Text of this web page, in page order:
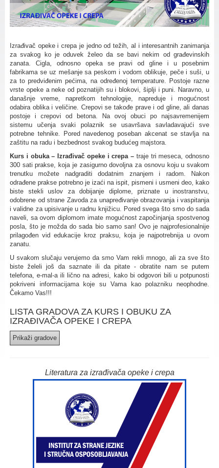
Izrađivač opeke i crepa je jedno od težih, al i interesantnih zanimanja
za svakog ko je oduvek želeo da se bavi nekim od građevinskih
zanata. Cigla, odnosno opeka se pravi od gline i u posebnim
fabrikama se uz mešanje sa peskom i vodom oblikuje, peče i suši, u
za to predviđenim pećima, na određenoj temperature. Postoje razne
vrste opeke a neke od poznatijih su i blokovi, šiplji i puni. Naravno, u
današnje vreme, napretkom tehnologije, napreduje i mogućnost
odabira oblika i veličine. Crepovi se takođe prave i od gline, ali danas
postoje i crepovi od betona. Na ovoj obuci po najsavremenijem
sistemu učenja svaki polaznik se usavršava savladavajući sve
potrebne tehnike. Pored navedenog poseban akcenat se stavlja na
zaštitu na radu i bezbednost svakog budućeg majstora.
Kurs i obuka – Izrađivač opeke i crepa – traje tri meseca, odnosno
300 sati prakse, koja je zasigurno dovoljna za osnovu koju u svakom
trenutku možete nadgraditi dodatnim znanjem i radom. Nakon
odrađene prakse potrebno je izaći na ispit, pismeni i usmeni deo, kako
biste stekli uslov za dobijanje diplome, priznate u inostranstvu,
odobrene od strane Zavoda za unapređivanje obrazovanja i vaspitanja
i validne za upisivanje u radnu knjižicu. Pored svega što smo do sada
naveli, sa ovom diplomom imate mogućnost započinjanja spostvenog
posla, što je možda do sada bio samo san! Ovo je najprofesionalnije
prilagođen vid edukacije kroz praksu, koja je najpotrebnija u ovom
zanatu.
U svakom slučaju verujemo da smo Vam rekli mnogo, ali za sve što
biste želeli još da saznate ili da pitate - obratite nam se putem
telefona, e-mal-a ili lično na adresi, kako bi odgovori bili u potpunosti
pokriveni informacijama koje su Vama kao polazniku neophodne.
Čekamo Vas!!!
LISTA GRADOVA ZA KURS I OBUKU ZA
IZRAĐIVAČA OPEKE I CREPA
Literatura za izrađivača opeke i crepa